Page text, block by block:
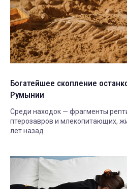
Богатейшее скопление
Румынии
Среди находок — фрагменты
птерозавров и млекопитающих,
лет назад.